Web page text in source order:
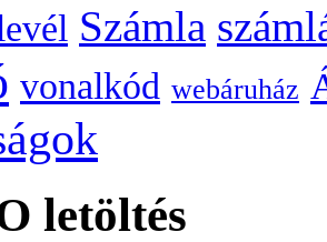
Számla
vonalkód webáruház
letöltés